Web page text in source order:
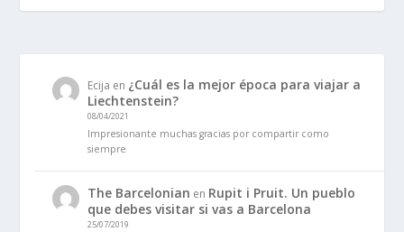
Ecija en ¿Cuál es la mejor época para viajar a
Liechtenstein?
08/04/2021
Impresionante muchas gracias por compartir como
siempre
The Barcelonian en Rupit i Pruit. Un pueblo
que debes visitar si vas a Barcelona
25/07/2019